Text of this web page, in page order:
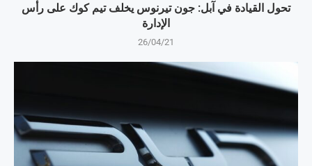
تحول القيادة في آبل: جون تيرنوس يخلف تيم كوك على رأس
الإدارة
26/04/21